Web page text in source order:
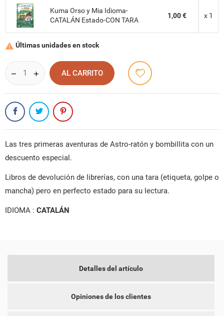
Kuma Orso y Mia Idioma-
CATALÁN Estado-CON TARA
1,00 € x 1
 Últimas unidades en stock
AL CARRITO
Las tres primeras aventuras de Astro-ratón y bombillita con un
descuento especial.
Libros de devolución de librerías, con una tara (etiqueta, golpe o
mancha) pero en perfecto estado para su lectura.
IDIOMA : CATALÁN
Detalles del artículo
Opiniones de los clientes
MI LISTA DE DESEOS
CREAR LISTA DE DESEOS
NOMBRE DE LA LISTA DE DESEOS
CANCELAR
INICIAR SESIÓN
DEBE INICIAR SESIÓN PARA GUARDAR PRODUCTOS EN SU
LISTA DE DESEOS.
CANCELAR INICIAR SESIÓN